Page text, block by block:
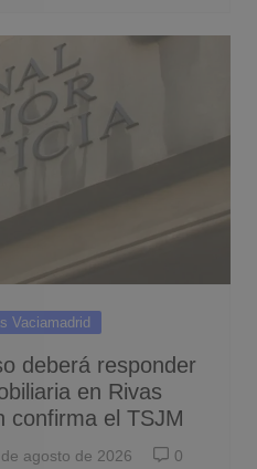
Vaciamadrid
deberá responder
en Rivas
confirma el TSJM
agosto de 2026 0